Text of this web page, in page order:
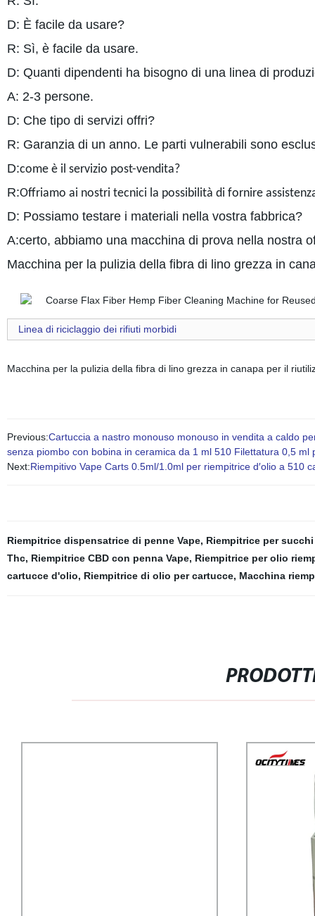
D: È facile da usare?
R: Sì, è facile da usare.
D: Quanti dipendenti ha bisogno di una linea di
A: 2-3 persone.
D: Che tipo di servizi offri?
R: Garanzia di un anno. Le parti vulnerabili sono
D:come è il servizio post-vendita?
R:Offriamo ai nostri tecnici la possibilità di fornire
D: Possiamo testare i materiali nella vostra fabbrica?
A:certo, abbiamo una macchina di prova nella nostra
Macchina per la pulizia della fibra di lino grezza in
Linea di riciclaggio dei rifiuti morbidi
Macchina per la pulizia della fibra di lino grezza in canapa per il
Previous:Cartuccia a nastro monouso monouso in vendita a caldo
senza piombo con bobina in ceramica da 1 ml 510 Filettatura 0,5 ml
Next:Riempitivo Vape Carts 0.5ml/1.0ml per riempitrice d′olio a 510
Riempitrice dispensatrice di penne Vape, Riempitrice per succhi
Thc, Riempitrice CBD con penna Vape, Riempitrice per olio
cartucce d'olio, Riempitrice di olio per cartucce, Macchina